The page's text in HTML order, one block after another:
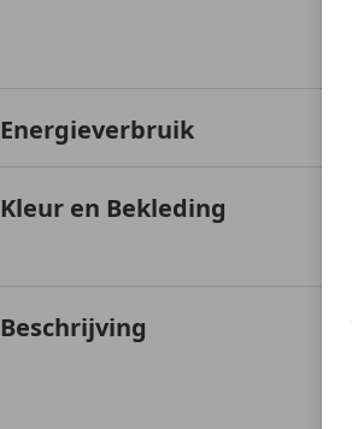
Energieverbruik
Kleur en Bekleding
Beschrijving